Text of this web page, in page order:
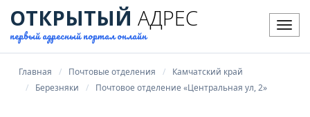
ОТКРЫТЫЙ АДРЕС
первый адресный портал онлайн
Главная Почтовые отделения
Камчатский край
Березняки
Почтовое отделение «Центральная ул, 2»